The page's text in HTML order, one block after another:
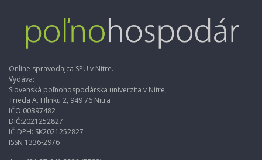
Online spravodajca SPU v Nitre.
Vydáva:
Slovenská poľnohospodárska univerzita v Nitre,
Trieda A. Hlinku 2, 949 76 Nitra
IČO:00397482
DIČ:2021252827
IČ DPH: SK2021252827
ISSN 1336-2976